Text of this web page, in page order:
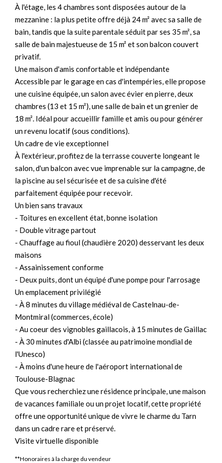
À l'étage, les 4 chambres sont disposées autour de la
mezzanine : la plus petite offre déjà 24 m² avec sa salle de
bain, tandis que la suite parentale séduit par ses 35 m², sa
salle de bain majestueuse de 15 m² et son balcon couvert
privatif.
Une maison d'amis confortable et indépendante
Accessible par le garage en cas d'intempéries, elle propose
une cuisine équipée, un salon avec évier en pierre, deux
chambres (13 et 15 m²), une salle de bain et un grenier de
18 m². Idéal pour accueillir famille et amis ou pour générer
un revenu locatif (sous conditions).
Un cadre de vie exceptionnel
À l'extérieur, profitez de la terrasse couverte longeant le
salon, d'un balcon avec vue imprenable sur la campagne, de
la piscine au sel sécurisée et de sa cuisine d'été
parfaitement équipée pour recevoir.
Un bien sans travaux
- Toitures en excellent état, bonne isolation
- Double vitrage partout
- Chauffage au fioul (chaudière 2020) desservant les deux
maisons
- Assainissement conforme
- Deux puits, dont un équipé d'une pompe pour l'arrosage
Un emplacement privilégié
- À 8 minutes du village médiéval de Castelnau-de-
Montmiral (commerces, école)
- Au coeur des vignobles gaillacois, à 15 minutes de Gaillac
- À 30 minutes d'Albi (classée au patrimoine mondial de
l'Unesco)
- À moins d'une heure de l'aéroport international de
Toulouse-Blagnac
Que vous recherchiez une résidence principale, une maison
de vacances familiale ou un projet locatif, cette propriété
offre une opportunité unique de vivre le charme du Tarn
dans un cadre rare et préservé.
Visite virtuelle disponible
**Honoraires à la charge du vendeur